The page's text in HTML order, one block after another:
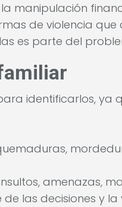
manipulación
de violencia que
es parte del
identificarlos, ya
amenazas,
las decisiones y